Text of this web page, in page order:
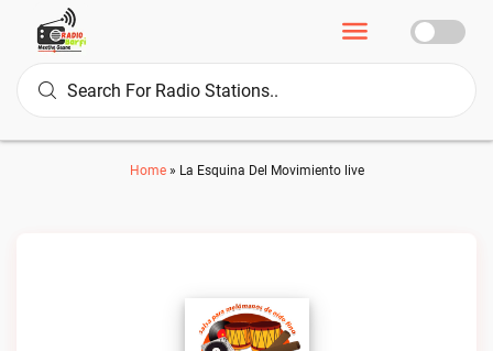
Home» La Esquina Del Movimiento live